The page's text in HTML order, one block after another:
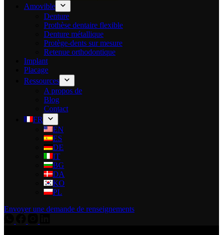
Amovible
Denture
Prothèse dentaire flexible
Denture métallique
Protège-dents sur mesure
Retenue orthodontique
Implant
Placage
Ressources
A propos de
Blog
Contact
FR
EN
ES
DE
IT
BG
DA
KO
PL
Envoyer une demande de renseignements